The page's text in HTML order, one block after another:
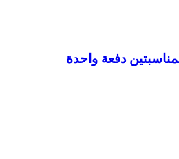
دفعة واحدة